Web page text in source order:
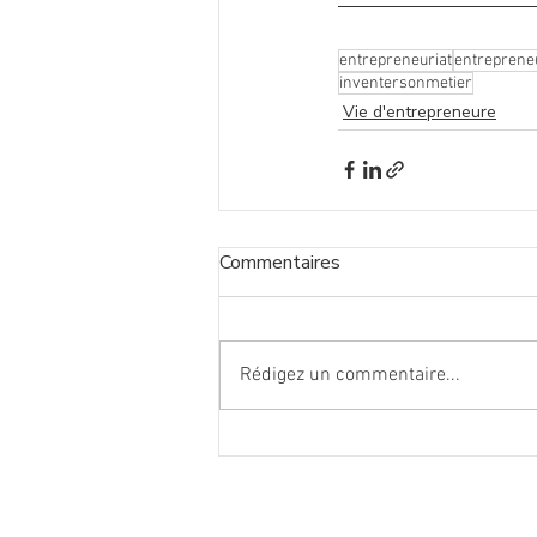
entrepreneuriat
inventersonmetier
Vie d'entrepreneure
Commentaires
Rédigez un commentaire...